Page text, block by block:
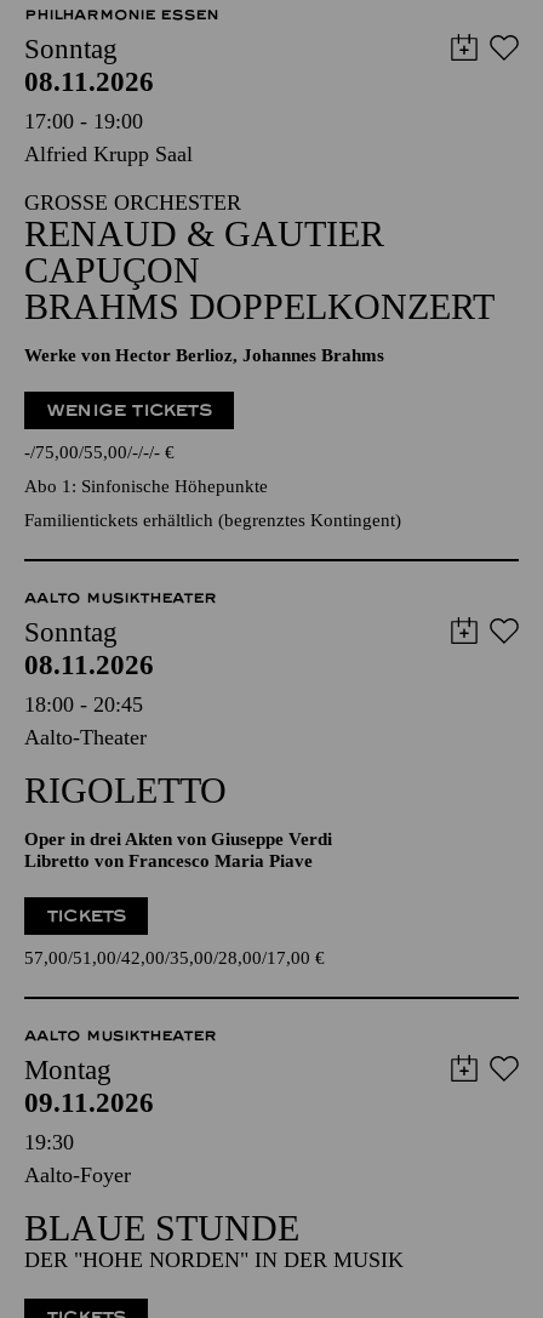
Eintritt frei
PHILHARMONIE ESSEN
Sonntag
08.11.2026
17:00 - 19:00
Alfried Krupp Saal
GROSSE ORCHESTER
RENAUD & GAUTIER
CAPUÇON
Werke von Hector Berlioz, Johannes Brahms
WENIGE TICKETS
- 75,00 55,00 - - -€
Abo 1: Sinfonische Höhepunkte
Familienticketserhältlich (begrenztes Kontingent)
AALTO MUSIKTHEATER
Sonntag
08.11.2026
18:00 - 20:45
RIGO­LETTO
Oper in drei Akten von Giuseppe Verdi
Libretto von Francesco Maria Piave
57,00 51,00 42,00 35,00
AALTO MUSIKTHEATER
Montag
09.11.2026
19:30
Aalto-Foyer
BLAUE STUNDE